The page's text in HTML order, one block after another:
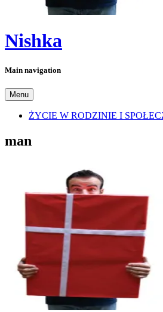
Nishka
Main navigation
Menu
ŻYCIE W RODZINIE I
man